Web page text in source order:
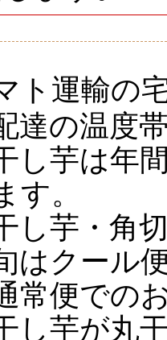
ト運輸の
達の温度
し芋は年
す。
し芋・角
はクール
常便での
し芋が丸